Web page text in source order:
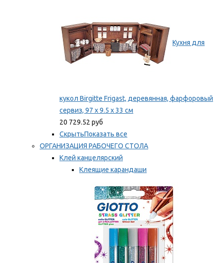
Кухня для
кукол Birgitte Frigast, деревянная, фарфоровый
сервиз, 97 x 9.5 x 33 см
20 729.52 руб
СкрытьПоказать все
ОРГАНИЗАЦИЯ РАБОЧЕГО СТОЛА
Клей канцелярский
Клеящие карандаши
Мы рекомендуем